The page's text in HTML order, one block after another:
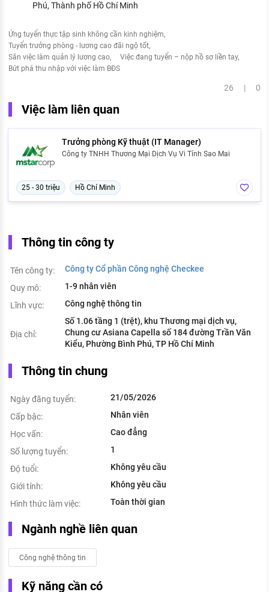
Phú, Thành phố Hồ Chí Minh
Ứng tuyển thực tập sinh không cần kinh nghiệm
Tuyển trưởng phòng - lương cao đãi ngộ tốt
Săn việc làm quản lý lương cao
Việc đang tuyển – nộp hồ sơ liền tay
Bứt phá thu nhập với việc làm BĐS
26 | 0
Việc làm liên quan
Trưởng phòng Kỹ thuật (IT Manager)
Công ty TNHH Thương Mại Dịch Vụ Vi Tính Sao Mai
25 - 30 triệu Hồ Chí Minh
Thông tin công ty
Tên công ty:
Công ty Cổ phần Công nghệ Checkee
Quy mô:
1-9 nhân viên
Lĩnh vực:
Công nghệ thông tin
Địa chỉ:
Số 1.06 tầng 1 (trệt), khu Thương mại dịch vụ,
Chung cư Asiana Capella số 184 đường Trần Văn
Kiểu, Phường Bình Phú, TP Hồ Chí Minh
Thông tin chung
Ngày đăng tuyển:
21/05/2026
Cấp bậc:
Nhân viên
Học vấn:
Cao đẳng
Số lượng tuyển:
1
Độ tuổi:
Không yêu cầu
Giới tính:
Không yêu cầu
Hình thức làm việc:
Toàn thời gian
Ngành nghề liên quan
Công nghệ thông tin
Kỹ năng cần có